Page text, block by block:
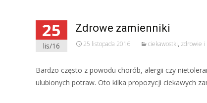
25
lis/16
Zdrowe zamienniki
25 listopada 2016 ciekawostki, zdrowie i
Bardzo często z powodu chorób, alergii czy
ulubionych potraw. Oto kilka propozycji ciekawych